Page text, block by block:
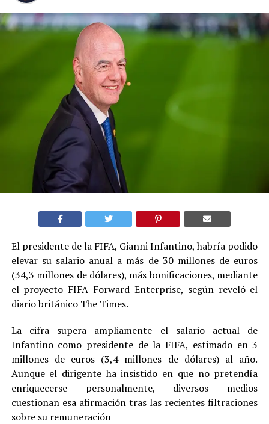
El presidente de la FIFA, Gianni Infantino, habría podido
elevar su salario anual a más de 30 millones de euros
(34,3 millones de dólares), más bonificaciones, mediante
el proyecto FIFA Forward Enterprise, según reveló el
diario británico The Times.
La cifra supera ampliamente el salario actual de
Infantino como presidente de la FIFA, estimado en 3
millones de euros (3,4 millones de dólares) al año.
Aunque el dirigente ha insistido en que no pretendía
enriquecerse personalmente, diversos medios
cuestionan esa afirmación tras las recientes filtraciones
sobre su remuneración